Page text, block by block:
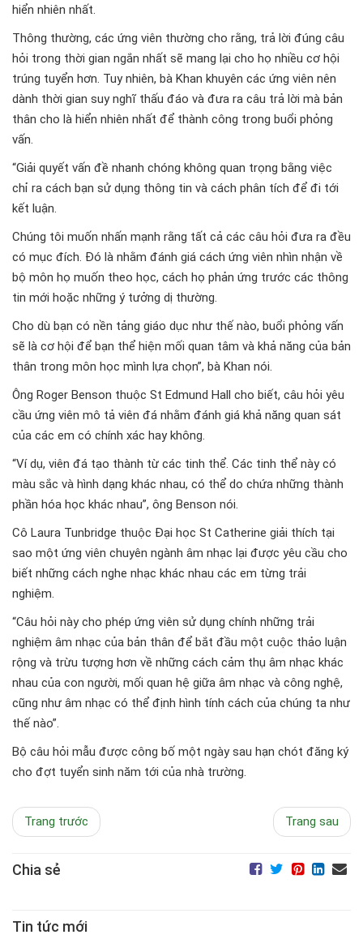
hiển nhiên nhất.
Thông thường, các ứng viên thường cho rằng, trả lời đúng câu
hỏi trong thời gian ngắn nhất sẽ mang lại cho họ nhiều cơ hội
trúng tuyển hơn. Tuy nhiên, bà Khan khuyên các ứng viên nên
dành thời gian suy nghĩ thấu đáo và đưa ra câu trả lời mà bản
thân cho là hiển nhiên nhất để thành công trong buổi phỏng
vấn.
“Giải quyết vấn đề nhanh chóng không quan trọng bằng việc
chỉ ra cách bạn sử dụng thông tin và cách phân tích để đi tới
kết luận.
Chúng tôi muốn nhấn mạnh rằng tất cả các câu hỏi đưa ra đều
có mục đích. Đó là nhằm đánh giá cách ứng viên nhìn nhận về
bộ môn họ muốn theo học, cách họ phản ứng trước các thông
tin mới hoặc những ý tưởng dị thường.
Cho dù bạn có nền tảng giáo dục như thế nào, buổi phỏng vấn
sẽ là cơ hội để bạn thể hiện mối quan tâm và khả năng của bản
thân trong môn học mình lựa chọn”, bà Khan nói.
Ông Roger Benson thuộc St Edmund Hall cho biết, câu hỏi yêu
cầu ứng viên mô tả viên đá nhằm đánh giá khả năng quan sát
của các em có chính xác hay không.
“Ví dụ, viên đá tạo thành từ các tinh thể. Các tinh thể này có
màu sắc và hình dạng khác nhau, có thể do chứa những thành
phần hóa học khác nhau”, ông Benson nói.
Cô Laura Tunbridge thuộc Đại học St Catherine giải thích tại
sao một ứng viên chuyên ngành âm nhạc lại được yêu cầu cho
biết những cách nghe nhạc khác nhau các em từng trải
nghiệm.
“Câu hỏi này cho phép ứng viên sử dụng chính những trải
nghiệm âm nhạc của bản thân để bắt đầu một cuộc thảo luận
rộng và trừu tượng hơn về những cách cảm thụ âm nhạc khác
nhau của con người, mối quan hệ giữa âm nhạc và công nghệ,
cũng như âm nhạc có thể định hình tính cách của chúng ta như
thế nào”.
Bộ câu hỏi mẫu được công bố một ngày sau hạn chót đăng ký
cho đợt tuyển sinh năm tới của nhà trường.
Trang trước Trang sau
Chia sẻ
Tin tức mới